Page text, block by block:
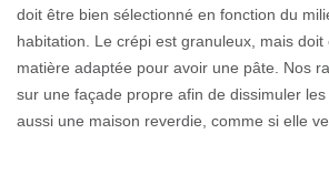
doit être bien sélectionné en fonction du
habitation. Le crépi est granuleux, mais
matière adaptée pour avoir une pâte. Nos
sur une façade propre afin de dissimuler
aussi une maison reverdie, comme si elle